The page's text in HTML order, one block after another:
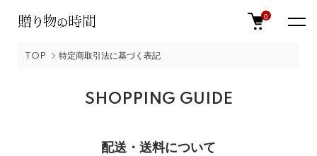
0
TOP 特定商取引法に基づく表記
SHOPPING GUIDE
配送・送料について